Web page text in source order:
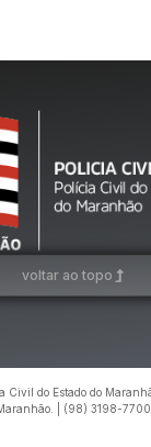
voltar ao topo
Civil do Estado do
| (98) 3198-7700